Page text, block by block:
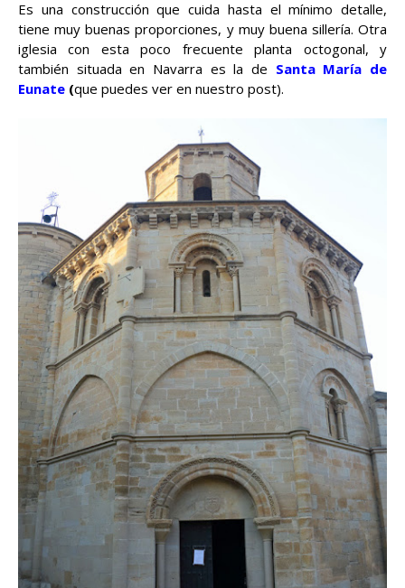
Es una construcción que cuida hasta el mínimo detalle,
tiene muy buenas proporciones, y muy buena sillería. Otra
iglesia con esta poco frecuente planta octogonal, y
también situada en Navarra es la de Santa María de
Eunate (que puedes ver en nuestro post).